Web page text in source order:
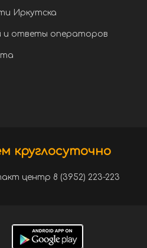
Иркутска
и ответы операторов
круглосуточно
центр 8 (3952) 223-223